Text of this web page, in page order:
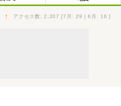
↑ アクセス数: 2,207 [7月: 29 | 6月: 16 ]